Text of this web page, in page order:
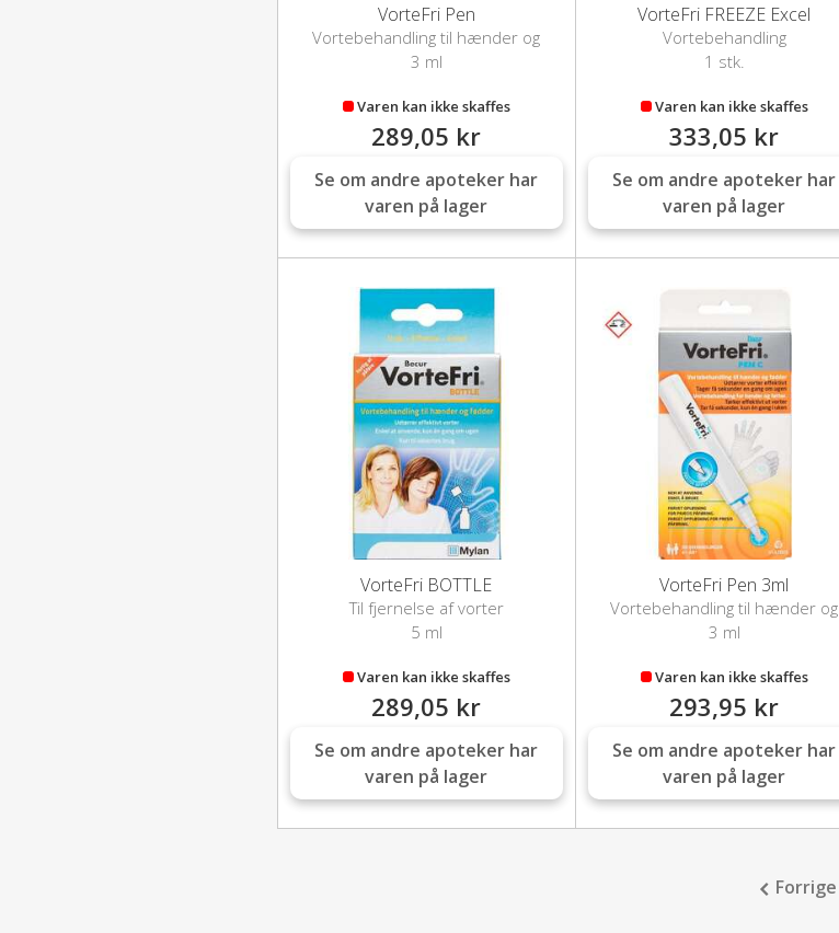
VorteFri Pen
Vortebehandling til hænder og
fødder
3 ml
Varen kan ikke skaffes
289,05 kr
Se om andre apoteker har
varen på lager
VorteFri FREEZE Excel
Vortebehandling
1 stk.
Varen kan ikke skaffes
333,05 kr
Se om andre apoteker har
varen på lager
VorteFri BOTTLE
Til fjernelse af vorter
5 ml
Varen kan ikke skaffes
289,05 kr
Se om andre apoteker har
varen på lager
VorteFri Pen 3ml
Vortebehandling til hænder og
fødder
3 ml
Varen kan ikke skaffes
293,95 kr
Se om andre apoteker har
varen på lager
Forrige